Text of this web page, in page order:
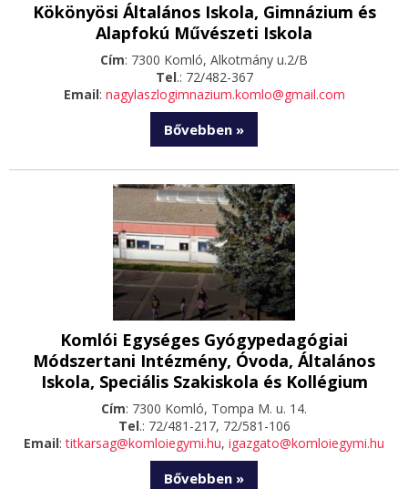
Kökönyösi Általános Iskola, Gimnázium és
Alapfokú Művészeti Iskola
Cím: 7300 Komló, Alkotmány u.2/B
Tel.: 72/482-367
Email: nagylaszlogimnazium.komlo@gmail.com
Bővebben »
Komlói Egységes Gyógypedagógiai
Módszertani Intézmény, Óvoda, Általános
Iskola, Speciális Szakiskola és Kollégium
Cím: 7300 Komló, Tompa M. u. 14.
Tel.: 72/481-217, 72/581-106
Email:titkarsag@komloiegymi.hu, igazgato@komloiegymi.hu
Bővebben »